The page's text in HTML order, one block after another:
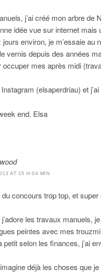
j’ai créé mon arbre
idée vue sur internet
environ, je m’essaie au
vernis depuis des années
occuper mes après midi
(elsaperdriau) et
end. Elsa
AT 15 H 04 MIN
du concours trop top, et
les travaux manuels,
peintes avec mes
petit selon les finances, j’ai
déjà les choses que